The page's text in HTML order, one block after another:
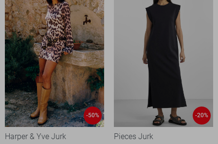
-50%
Harper & Yve Jurk
-20%
Pieces Jurk